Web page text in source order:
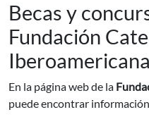
Becas y
Fundación
Iberoamericana
En la página web de la
puede encontrar